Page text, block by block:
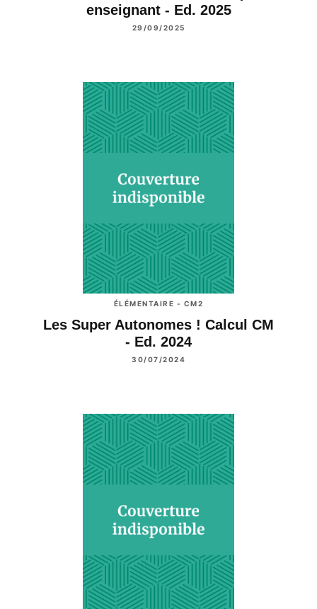
enseignant - Ed. 2025
29/09/2025
ÉLÉMENTAIRE - CM2
Les Super Autonomes ! Calcul CM
- Ed. 2024
30/07/2024